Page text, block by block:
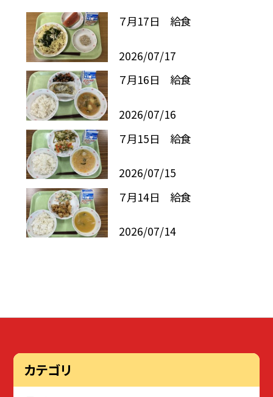
７月17日 給食
2026/07/17
７月16日 給食
2026/07/16
７月15日 給食
2026/07/15
７月14日 給食
2026/07/14
カテゴリ